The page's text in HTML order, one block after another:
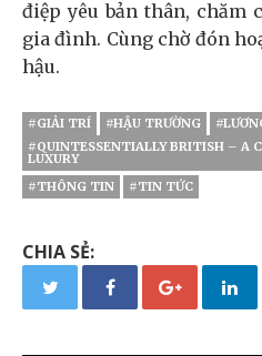
điệp yêu bản thân, chăm
gia đình. Cùng chờ đón
hậu.
#GIẢI TRÍ #HẬU TRƯỜNG
#QUINTESSENTIALLY BRITISH – A
LUXURY
#THÔNG TIN
#TIN TỨC
CHIA SẺ: